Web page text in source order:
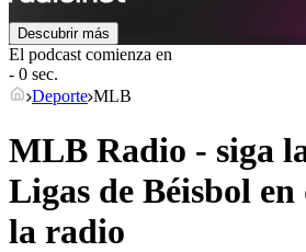
Descubrir más
El podcast comienza en
- 0 sec.
Deporte MLB
MLB Radio - siga
Ligas de Béisbol
la radio